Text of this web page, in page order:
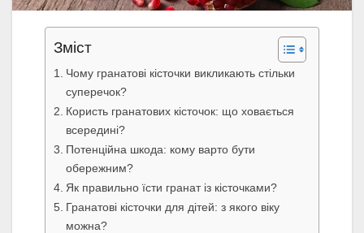
Зміст
Чому гранатові кісточки викликають стільки
суперечок?
Користь гранатових кісточок: що ховається
всередині?
Потенційна шкода: кому варто бути
обережним?
Як правильно їсти гранат із кісточками?
Гранатові кісточки для дітей: з якого віку
можна?